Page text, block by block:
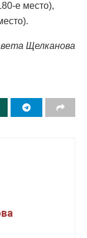
е место),
Щелканова